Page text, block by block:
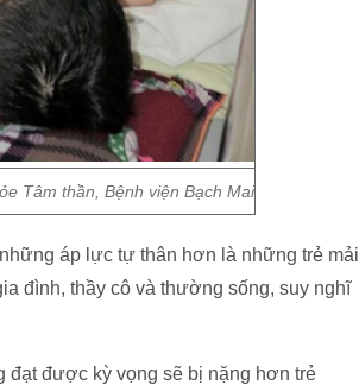
Tâm thần, Bệnh viện Bạch Mai
áp lực tự thân hơn là những trẻ mải
đình, thầy cô và thường sống, suy nghĩ
đạt được kỳ vọng sẽ bị nặng hơn trẻ